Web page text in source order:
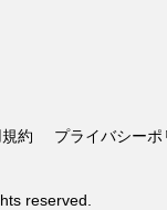
約 プライバシーポ
reserved.